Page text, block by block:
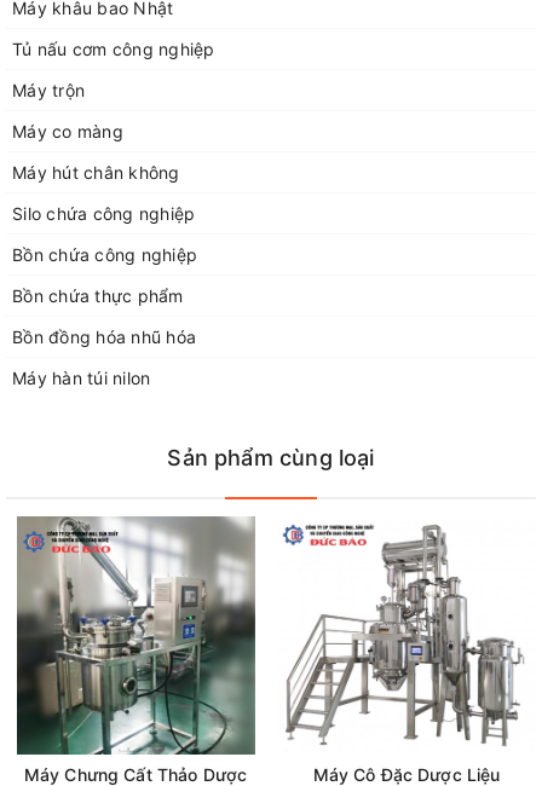
vui lòng liên hệ với Đức Bảo qua thông tin:
Địa chỉ: Số nhà 50 ngõ 115 đường Nguyễn Mậu Tài, TT Trâu Quỳ
Gia Lâm, TP Hà Nội
Địa chỉ xưởng sản xuất: xã Dương Quang, huyện Gia Lâm, Hà
Điện thoại 1: 0929168883
Điện thoại 2: 02438712928
Điện thoại 4: 0948052554
Fax: 02438712928
Website: https://congngheducbao.com
Máy khâu bao Nhật
Tủ nấu cơm công nghiệp
Máy trộn
Máy co màng
Máy hút chân không
Silo chứa công nghiệp
Bồn chứa công nghiệp
Bồn chứa thực phẩm
Bồn đồng hóa nhũ hóa
Máy hàn túi nilon
Sản phẩm cùng loại
Máy Chưng Cất Thảo Dược Máy Cô Đặc Dược Liệu